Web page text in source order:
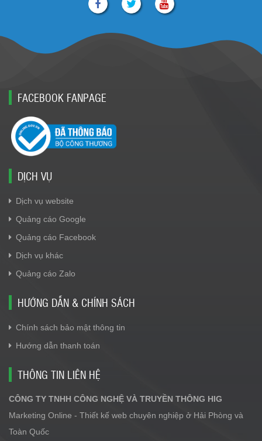
FACEBOOK FANPAGE
DỊCH VỤ
Dịch vụ website
Quảng cáo Google
Quảng cáo Facebook
Dịch vụ khác
Quảng cáo Zalo
HƯỚNG DẪN & CHÍNH SÁCH
Chính sách bảo mật thông tin
Hướng dẫn thanh toán
THÔNG TIN LIÊN HỆ
CÔNG TY TNHH CÔNG NGHỆ VÀ TRUYỀN THÔNG HIG
Marketing Online - Thiết kế web chuyên nghiệp ở Hải Phòng và
Toàn Quốc